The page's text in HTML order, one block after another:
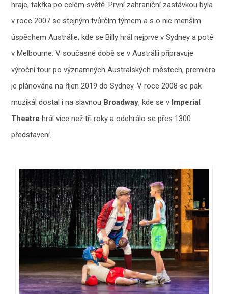
hraje, takřka po celém světě. První zahraniční zastávkou byla
v roce 2007 se stejným tvůrčím týmem a s o nic menším
úspěchem Austrálie, kde se Billy hrál nejprve v Sydney a poté
v Melbourne. V současné době se v Austrálii připravuje
výroční tour po významných Australských městech, premiéra
je plánována na říjen 2019 do Sydney. V roce 2008 se pak
muzikál dostal i na slavnou Broadway, kde se v Imperial
Theatre hrál více než tři roky a odehrálo se přes 1300
představení.